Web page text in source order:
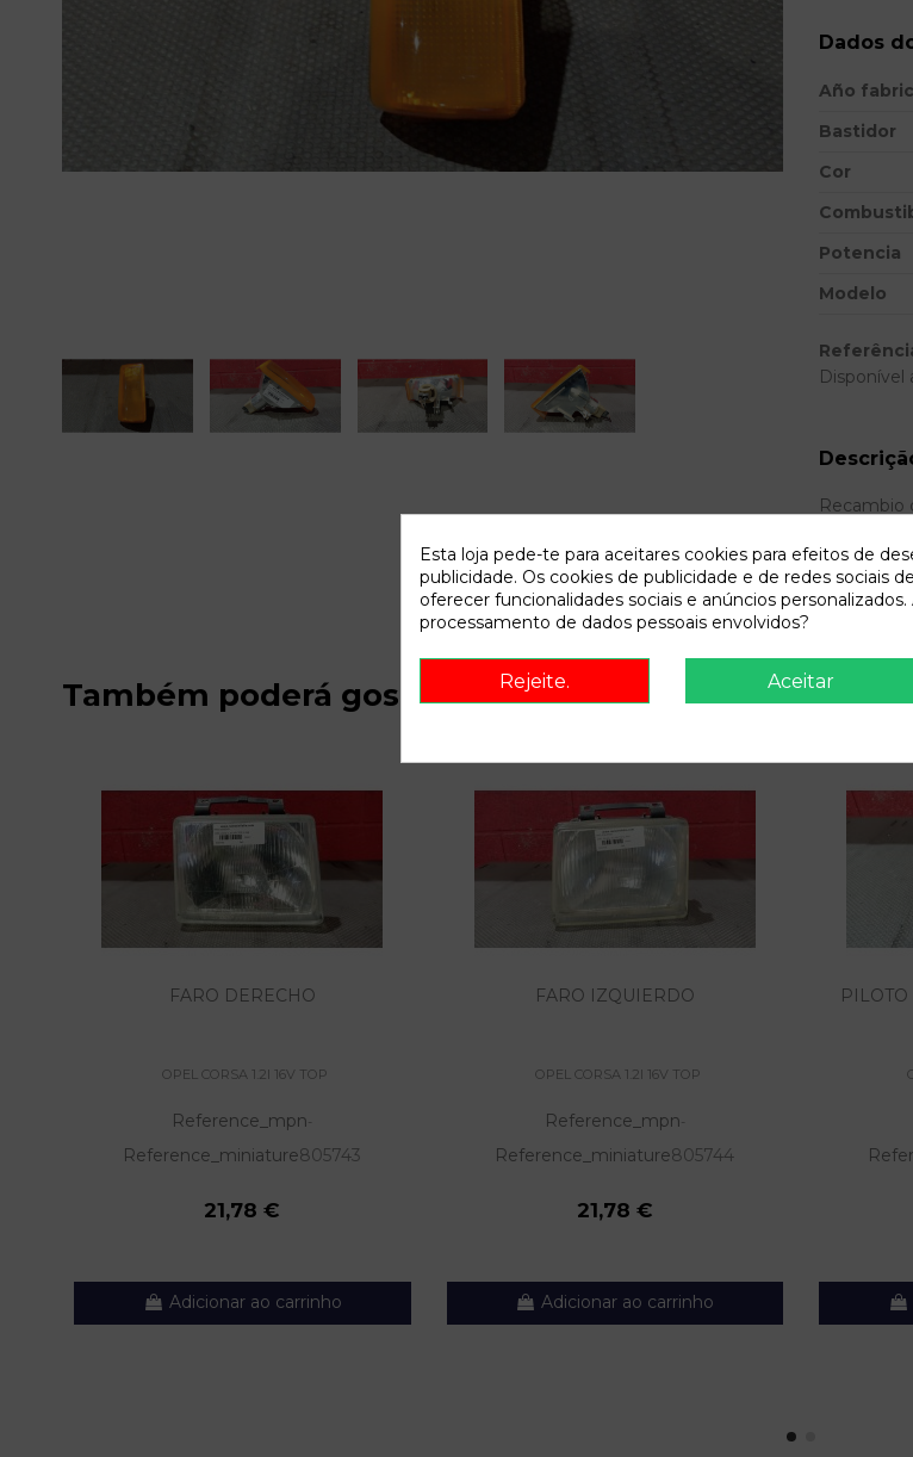
Dados
Año
Bastidor
Cor
Potencia
Modelo
Disponível
Recambio
Também poderá gostar
FARO DERECHO
OPEL CORSA 1.2I 16V TOP
Reference_mpn-
Reference_miniature805743
21,78 €
Adicionar ao carrinho
FARO IZQUIERDO
OPEL CORSA 1.2I 16V TOP
Reference_mpn-
Reference_miniature805744
21,78 €
Adicionar ao carrinho
Esta loja pede-te para aceitares cookies para efeitos de
publicidade. Os cookies de publicidade e de redes sociais
oferecer funcionalidades sociais e anúncios
processamento de dados pessoais envolvidos?
Rejeite. Aceitar